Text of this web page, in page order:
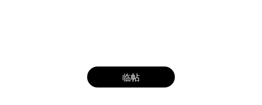
临帖